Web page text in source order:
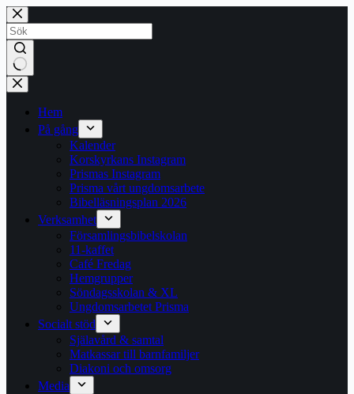
Hoppa
till
innehåll
Inga
resultat
Hem
På gång
Kalender
Korskyrkans Instagram
Prismas Instagram
Prisma vårt ungdomsarbete
Bibelläsningsplan 2026
Verksamhet
Församlingsbibelskolan
11-kaffet
Café Fredag
Hemgrupper
Söndagsskolan & XL
Ungdomsarbetet Prisma
Socialt stöd
Själavård & samtal
Matkassar till barnfamiljer
Diakoni och omsorg
Media